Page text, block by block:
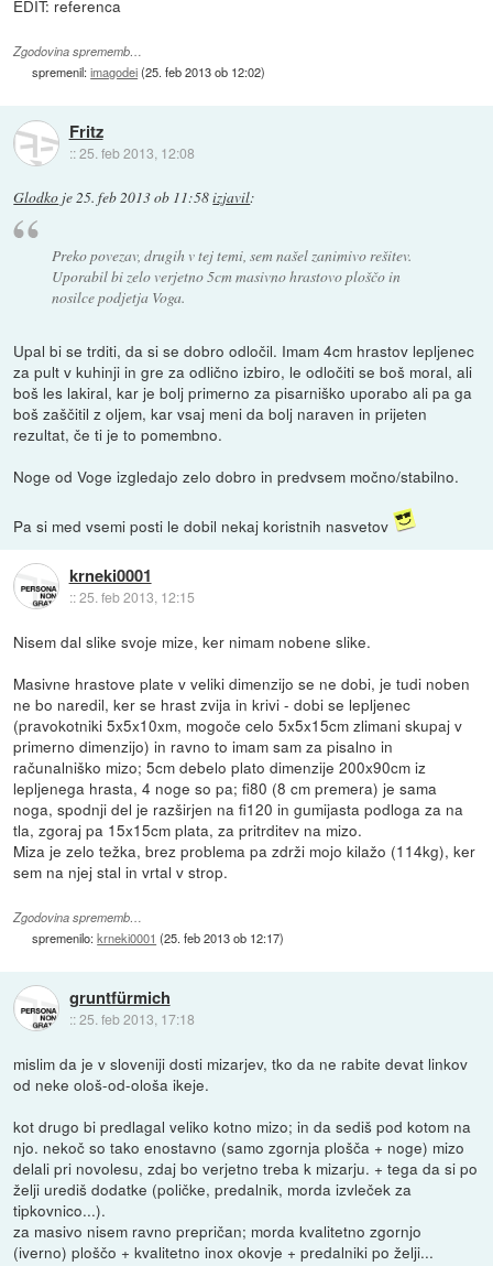
EDIT: referenca
Zgodovina sprememb…
spremenil:imagodei(25. feb 2013 ob 12:02)
Fritz
::25. feb 2013, 12:08
Glodko je25. feb 2013 ob 11:58izjavil:
Preko povezav, drugih v tej temi, sem našel zanimivo rešitev.
Uporabil bi zelo verjetno 5cm masivno hrastovo ploščo in
nosilce podjetja Voga.
Upal bi se trditi, da si se dobro odločil. Imam 4cm hrastov lepljenec
za pult v kuhinji in gre za odlično izbiro, le odločiti se boš moral, ali
boš les lakiral, kar je bolj primerno za pisarniško uporabo ali pa ga
boš zaščitil z oljem, kar vsaj meni da bolj naraven in prijeten
rezultat, če ti je to pomembno.
Noge od Voge izgledajo zelo dobro in predvsem močno/stabilno.
Pa si med vsemi posti le dobil nekaj koristnih nasvetov
krneki0001
::25. feb 2013, 12:15
Nisem dal slike svoje mize, ker nimam nobene slike.
Masivne hrastove plate v veliki dimenzijo se ne dobi, je tudi noben
ne bo naredil, ker se hrast zvija in krivi - dobi se lepljenec
(pravokotniki 5x5x10xm, mogoče celo 5x5x15cm zlimani skupaj v
primerno dimenzijo) in ravno to imam sam za pisalno in
računalniško mizo; 5cm debelo plato dimenzije 200x90cm iz
lepljenega hrasta, 4 noge so pa; fi80 (8 cm premera) je sama
noga, spodnji del je razširjen na fi120 in gumijasta podloga za na
tla, zgoraj pa 15x15cm plata, za pritrditev na mizo.
Miza je zelo težka, brez problema pa zdrži mojo kilažo (114kg), ker
sem na njej stal in vrtal v strop.
Zgodovina sprememb…
spremenilo:krneki0001 (25. feb 2013 ob 12:17)
gruntfürmich
::25. feb 2013, 17:18
mislim da je v sloveniji dosti mizarjev, tko da ne rabite devat linkov
od neke ološ-od-ološa ikeje.
kot drugo bi predlagal veliko kotno mizo; in da sediš pod kotom na
njo. nekoč so tako enostavno (samo zgornja plošča + noge) mizo
delali pri novolesu, zdaj bo verjetno treba k mizarju. + tega da si po
želji urediš dodatke (poličke, predalnik, morda izvleček za
tipkovnico...).
za masivo nisem ravno prepričan; morda kvalitetno zgornjo
(iverno) ploščo + kvalitetno inox okovje + predalniki po želji...